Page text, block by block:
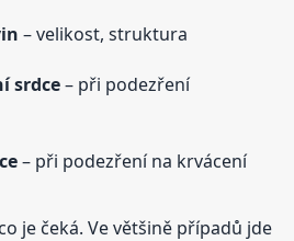
– velikost, struktura
srdce– při podezření
– při podezření na krvácení
je čeká. Ve většině případů jde